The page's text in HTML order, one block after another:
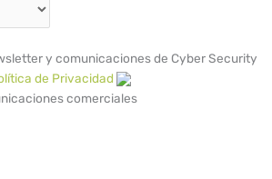
y comunicaciones de Cyber Security
de Privacidad
comerciales